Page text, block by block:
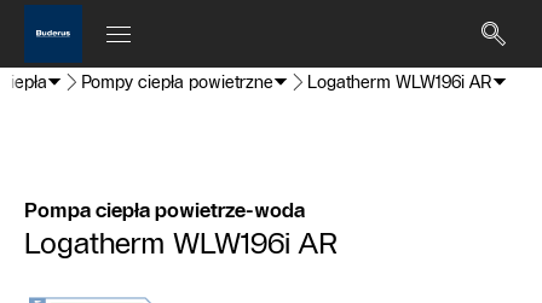
Pompy ciepła powietrzne Logatherm WLW196i AR
Pompa ciepła powietrze-woda
Logatherm WLW196i AR